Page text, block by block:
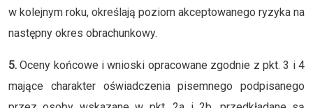
w kolejnym roku, określają poziom akceptowanego ryzyka na
następny okres obrachunkowy.
5. Oceny końcowe i wnioski opracowane zgodnie z pkt. 3 i 4
mające charakter oświadczenia pisemnego podpisanego